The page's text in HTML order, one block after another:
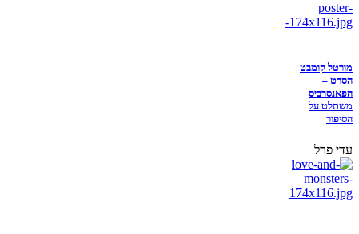
מורטל קומבט
הסרט –
הפאנסרביס
משתלט על
הסיפור
עדי פרל